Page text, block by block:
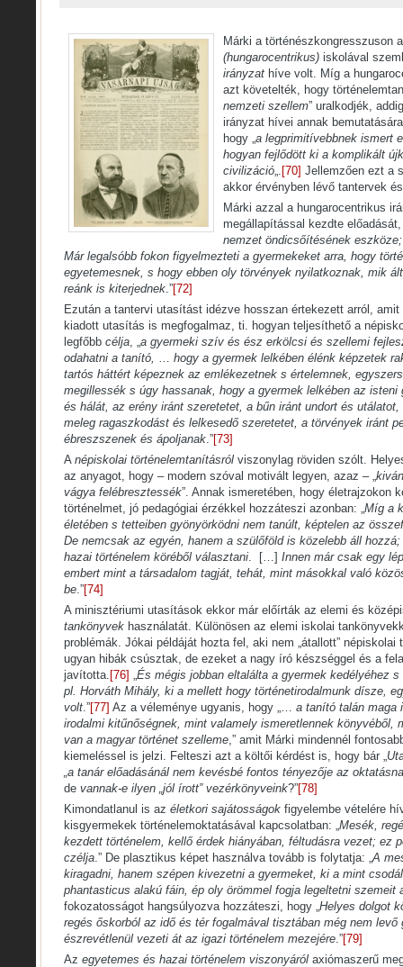
Márki a történészkongresszuson
(hungarocentrikus) iskolával
irányzat híve volt. Míg a
azt követelték, hogy
nemzeti szellem” uralkodjék,
irányzat hívei annak
hogy „ a legprimitívebbnek ismert
hogyan fejlődött ki a komplikált
civilizáció [70] Jellemzően ezt a
akkor érvényben lévő tantervek
Márki azzal a hungarocentrikus
megállapítással kezdte
nemzet öndicsőítésének
Már legalsóbb fokon figyelmezteti a gyermekeket arra, hogy
egyetemesnek, s hogy ebben oly törvények nyilatkoznak, mik
reánk is kiterjednek .”[72]
Ezután a tantervi utasítást idézve hosszan értekezett arról,
kiadott utasítás is megfogalmaz, ti. hogyan teljesíthető a
legfőbb célja
a gyermeki szív és ész erkölcsi és szellemi
odahatni a tanító,
hogy a gyermek lelkében élénk képzetek
tartós háttért képeznek az emlékezetnek s értelemnek,
megillessék s úgy hassanak, hogy a gyermek lelkében az isteni
és hálát, az erény iránt szeretetet, a bűn iránt undort és
meleg ragaszkodást és lelkesedő szeretetet, a törvények iránt
ébreszszenek és ápoljanak .”[73]
A népiskolai történelemtanításról viszonylag röviden szólt.
az anyagot, hogy – modern szóval motivált legyen, azaz – „
vágya felébresztessék”. Annak ismeretében, hogy életrajzokon
történelmet, jó pedagógiai érzékkel hozzáteszi azonban: „ Míg a
életében s tetteiben gyönyörködni nem tanúlt, képtelen az
De nemcsak az egyén, hanem a szülőföld is közelebb áll
hazai történelem köréből választani . […] Innen már csak egy
embert mint a társadalom tagját, tehát, mint másokkal való
be .”[74]
A minisztériumi utasítások ekkor már előírták az elemi és
tankönyvek használatát. Különösen az elemi iskolai
problémák. Jókai példáját hozta fel, aki nem „átallott” népiskolai
ugyan hibák csúsztak, de ezeket a nagy író készséggel és a
javította. [76] És mégis jobban eltalálta a gyermek kedélyéhez
pl. Horváth Mihály, ki a mellett hogy történetirodalmunk dísze,
volt .”[77] Az a véleménye ugyanis, hogy „… a tanító talán maga
irodalmi kitűnőségnek, mint valamely ismeretlennek könyvéből,
van a magyar történet szelleme ,” amit Márki mindennél
kiemeléssel is jelzi. Felteszi azt a költői kérdést is, hogy bár „
„a tanár előadásánál nem kevésbé fontos tényezője az
de vannak-e ilyen „jól írott” vezérkönyveink?”[78]
Kimondatlanul is az életkori sajátosságok figyelembe vételére
kisgyermekek történelemoktatásával kapcsolatban: „ Mesék,
kezdett történelem, kellő érdek hiányában, féltudásra vezet; ez
czélja .” De plasztikus képet használva tovább is folytatja: „ A
kiragadni, hanem szépen kivezetni a gyermeket, ki a mint
phantasticus alakú fáin, ép oly örömmel fogja legeltetni szemeit
fokozatosságot hangsúlyozva hozzáteszi, hogy „ Helyes dolgot
regés őskorból az idő és tér fogalmával tisztában még nem levő
észrevétlenül vezeti át az igazi történelem mezejére .”[79]
Az egyetemes és hazai történelem viszonyáról axiómaszerű